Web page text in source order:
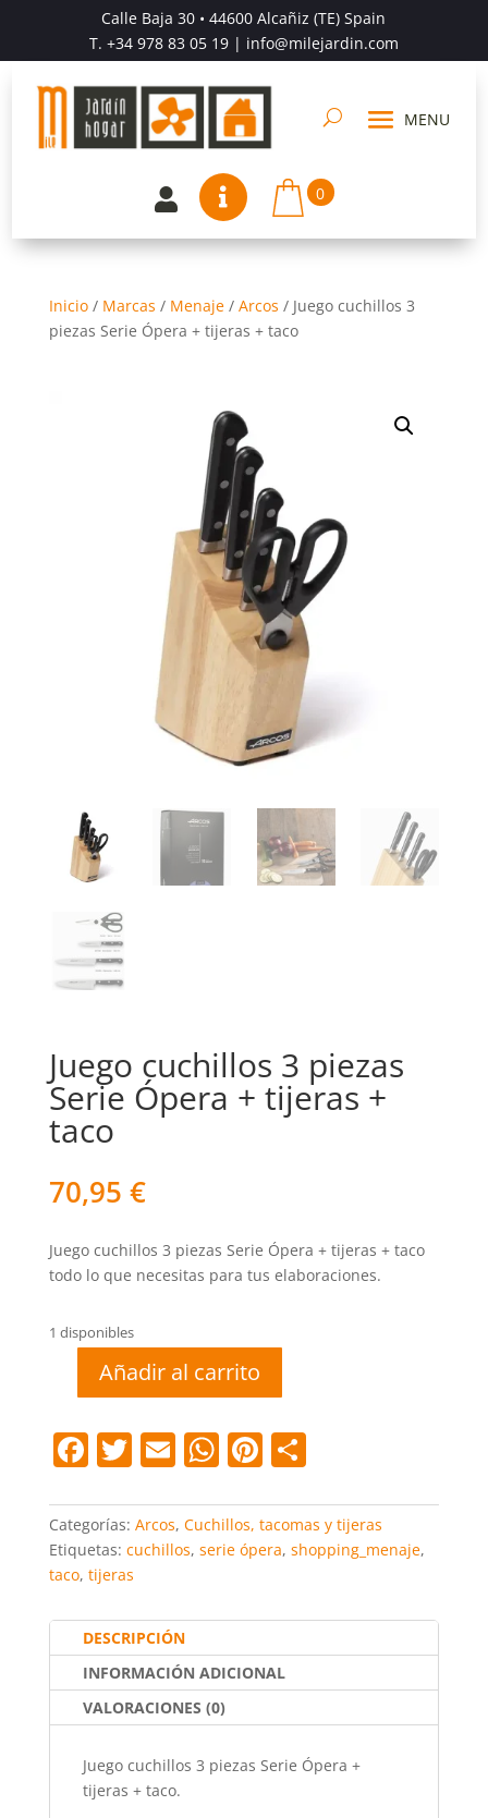
Calle Baja 30 • 44600 Alcañiz (TE) Spain
T. +34 978 83 05 19| info@milejardin.com
  0
Inicio/ Marcas / Menaje/ Arcos / Juego cuchillos 3
piezas Serie Ópera + tijeras + taco
Juego cuchillos 3 piezas
Serie Ópera + tijeras +
taco
70,95 €
Juego cuchillos 3 piezas Serie Ópera + tijeras + taco
todo lo que necesitas para tus elaboraciones.
1 disponibles
3
piezas
Ópera
+
tijeras
+
cantidad
Añadir al carrito
F
c
e
b
o
o
k
T
itt
er
E
ai
l
W
at
s
p
p
Pi
er
e
C
m
p
tir
Categorías: Arcos, Cuchillos, tacomas y tijeras
Etiquetas: cuchillos, serie ópera, shopping_menaje,
taco, tijeras
DESCRIPCIÓN
INFORMACIÓN ADICIONAL
VALORACIONES (0)
Juego cuchillos 3 piezas Serie Ópera +
tijeras + taco.